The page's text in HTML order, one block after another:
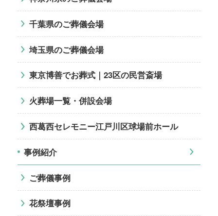
千葉県のご葬儀会場
埼玉県のご葬儀会場
東京博善でお葬式｜23区の民営斎場
火葬場一覧・併設会場
西葛西セレモニー江戸川区球場前ホール
事例紹介
ご葬儀事例
花祭壇事例